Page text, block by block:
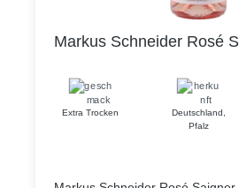
Markus Schneider Rosé
Extra Trocken Deutschland
Pfalz